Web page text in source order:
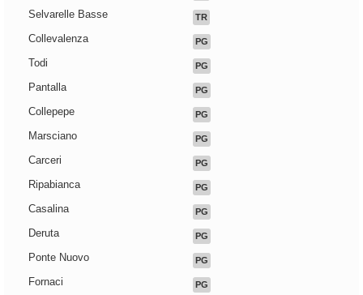
Selvarelle Basse TR
Collevalenza PG
Todi PG
Pantalla PG
Collepepe PG
Marsciano PG
Carceri PG
Ripabianca PG
Casalina PG
Deruta PG
Ponte Nuovo PG
Fornaci PG